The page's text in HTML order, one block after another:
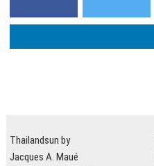
Thailandsun by
Jacques A. Maué